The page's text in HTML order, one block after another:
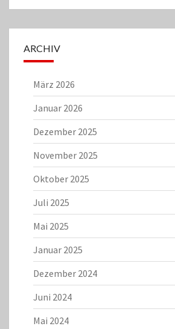
ARCHIV
März 2026
Januar 2026
Dezember 2025
November 2025
Oktober 2025
Juli 2025
Mai 2025
Januar 2025
Dezember 2024
Juni 2024
Mai 2024